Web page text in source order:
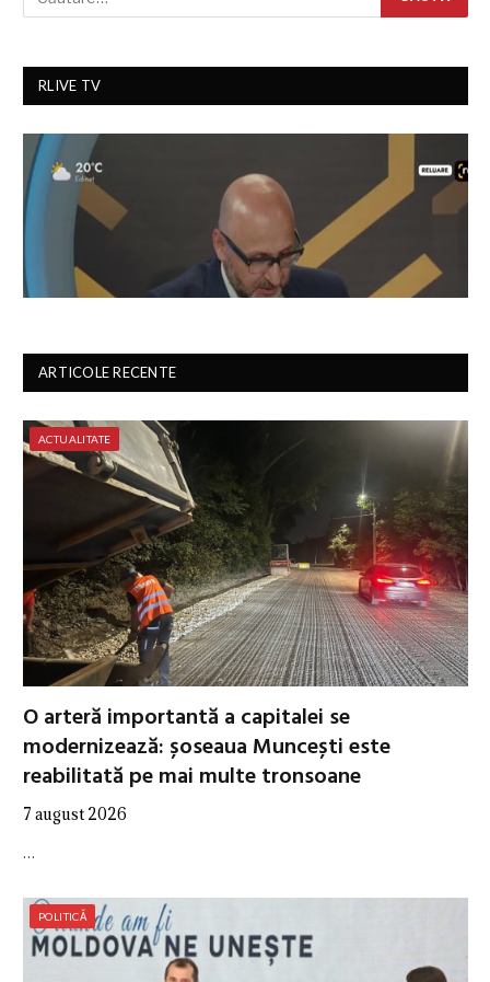
RLIVE TV
ARTICOLE RECENTE
ACTUALITATE
O arteră importantă a capitalei se
modernizează: șoseaua Muncești este
reabilitată pe mai multe tronsoane
7 august 2026
…
POLITICĂ